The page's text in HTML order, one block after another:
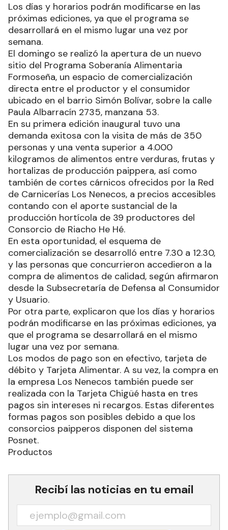
Los días y horarios podrán modificarse en las
próximas ediciones, ya que el programa se
desarrollará en el mismo lugar una vez por
semana.
El domingo se realizó la apertura de un nuevo
sitio del Programa Soberanía Alimentaria
Formoseña, un espacio de comercialización
directa entre el productor y el consumidor
ubicado en el barrio Simón Bolívar, sobre la calle
Paula Albarracín 2735, manzana 53.
En su primera edición inaugural tuvo una
demanda exitosa con la visita de más de 350
personas y una venta superior a 4.000
kilogramos de alimentos entre verduras, frutas y
hortalizas de producción paippera, así como
también de cortes cárnicos ofrecidos por la Red
de Carnicerías Los Nenecos, a precios accesibles
contando con el aporte sustancial de la
producción hortícola de 39 productores del
Consorcio de Riacho He Hé.
En esta oportunidad, el esquema de
comercialización se desarrolló entre 7.30 a 12.30,
y las personas que concurrieron accedieron a la
compra de alimentos de calidad, según afirmaron
desde la Subsecretaría de Defensa al Consumidor
y Usuario.
Por otra parte, explicaron que los días y horarios
podrán modificarse en las próximas ediciones, ya
que el programa se desarrollará en el mismo
lugar una vez por semana.
Los modos de pago son en efectivo, tarjeta de
débito y Tarjeta Alimentar. A su vez, la compra en
la empresa Los Nenecos también puede ser
realizada con la Tarjeta Chigüé hasta en tres
pagos sin intereses ni recargos. Estas diferentes
formas pagos son posibles debido a que los
consorcios paipperos disponen del sistema
Posnet.
Productos
Recibí las noticias en tu email